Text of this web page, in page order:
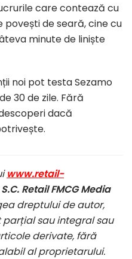
care contează cu
de seară, cine cu
minute de liniște
noi pot testa Sezamo
30 de zile. Fără
dacă
www.retail-
S.C. Retail FMCG Media
dreptului de autor,
sau integral sau
derivate, fără
al proprietarului.